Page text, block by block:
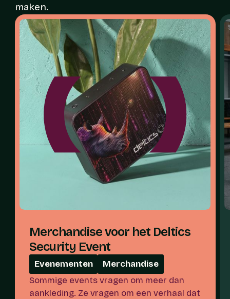
maken.
Merchandise voor het Deltics
Security Event
Evenementen
Merchandise
Sommige events vragen om meer dan
aankleding. Ze vragen om een verhaal dat